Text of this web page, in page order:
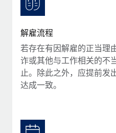
咨询专家
获得全球人力资源与合规方面
背景调查
简化候选人筛选流程
合规守望台
防范合规风险
在全球范围内配置和跟踪 IT 设
集成与人工智能自动化咨询
洞察中心
获得支持
查看全部资源
博客
EOR compliance
解雇流程
若存在有因解雇的正当理
诈或其他与工作相关的不
止。除此之外，应提前发
达成一致。